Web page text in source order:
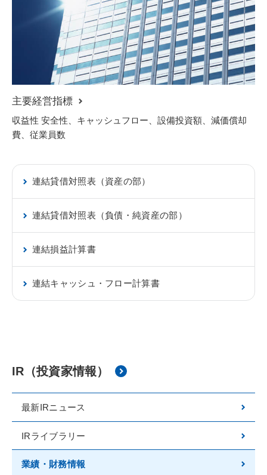
主要経営指標
収益性 安全性、キャッシュフロー、設備投資額、減価償却
費、従業員数
連結貸借対照表（資産の部）
連結貸借対照表（負債・純資産の部）
連結損益計算書
連結キャッシュ・フロー計算書
IR（投資家情報）
最新IRニュース
IRライブラリー
業績・財務情報